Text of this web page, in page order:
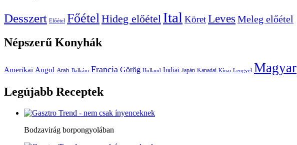
Desszert Előétel Főétel Hideg előétel Ital KöretLeves Meleg előétel
Népszerű Konyhák
Amerikai Angol Arab Balkáni Francia Görög Holland Indiai Japán Kanadai Kínai Lengyel Magyar
Legújabb Receptek
Bodzavirág borpongyolában